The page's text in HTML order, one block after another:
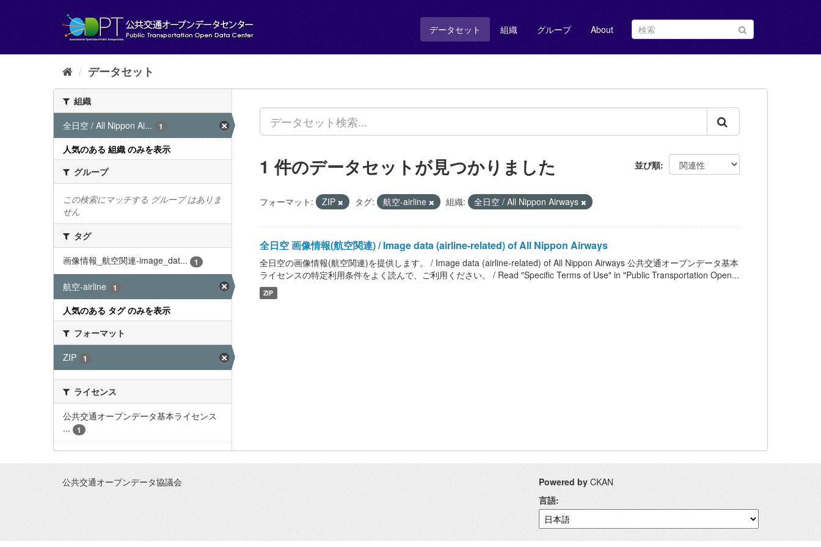
し
データセット 組織 グループ About
データセット
組織
全日空 / All Nippon Ai...
1
人気のある 組織 のみを表示
グループ
この検索にマッチする グループ はありま
せん
タグ
画像情報_航空関連-image_dat...
1
航空-airline 1
人気のある タグ のみを表示
フォーマット
ZIP
1
ライセンス
公共交通オープンデータ基本ライセンス
...
1
並び順
1 件のデータセットが見つかりました
フォーマット: ZIP タグ: 航空-airline 組織: 全日空 / All Nippon Airways
全日空 画像情報(航空関連) / Image data (airline-related) of All Nippon Airways
全日空の画像情報(航空関連)を提供します。 / Image data (airline-related) of All Nippon Airways 公共交通オープンデータ基本
ライセンスの特定利用条件をよく読んで、ご利用ください。 / Read "Specific Terms of Use" in "Public Transportation Open...
ZIP
公共交通オープンデータ協議会 Powered by CKAN
言語